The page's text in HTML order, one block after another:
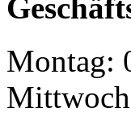
Montag: